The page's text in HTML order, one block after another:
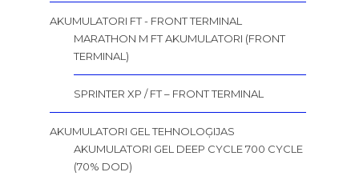
AKUMULATORI FT - FRONT TERMINAL
MARATHON M FT AKUMULATORI (FRONT
TERMINAL)
SPRINTER XP / FT – FRONT TERMINAL
AKUMULATORI GEL TEHNOLOĢIJAS
AKUMULATORI GEL DEEP CYCLE 700 CYCLE
(70% DOD)